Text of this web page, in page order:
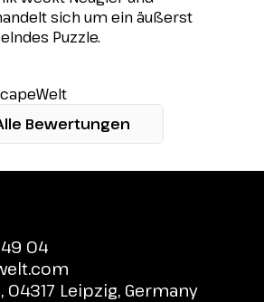
sich um ein äußerst
Puzzle.
Bewertungen
04
Leipzig, Germany